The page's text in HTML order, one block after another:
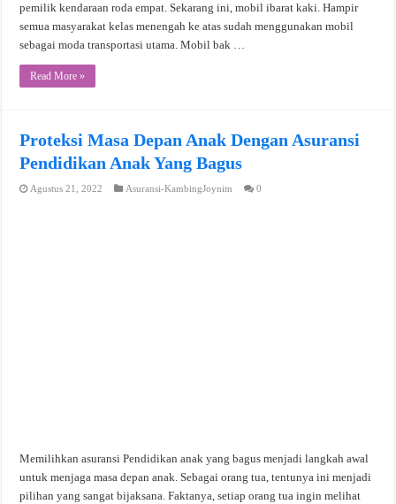
pemilik kendaraan roda empat. Sekarang ini, mobil ibarat kaki. Hampir
semua masyarakat kelas menengah ke atas sudah menggunakan mobil
sebagai moda transportasi utama. Mobil bak …
Read More »
Proteksi Masa Depan Anak Dengan Asuransi
Pendidikan Anak Yang Bagus
Agustus 21, 2022 Asuransi-KambingJoynim 0
Memilihkan asuransi Pendidikan anak yang bagus menjadi langkah awal
untuk menjaga masa depan anak. Sebagai orang tua, tentunya ini menjadi
pilihan yang sangat bijaksana. Faktanya, setiap orang tua ingin melihat